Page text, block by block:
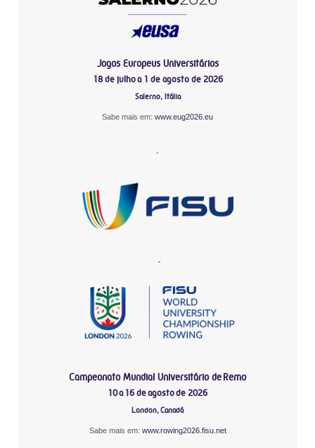
Jogos Europeus Universitários
18 de julho a 1 de agosto de 2026
Salerno, Itália
Sabe mais em: www.eug2026.eu
-
-
Campeonato Mundial Universitário de Remo
10 a 16 de agosto de 2026
London, Canadá
Sabe mais em: www.rowing2026.fisu.net